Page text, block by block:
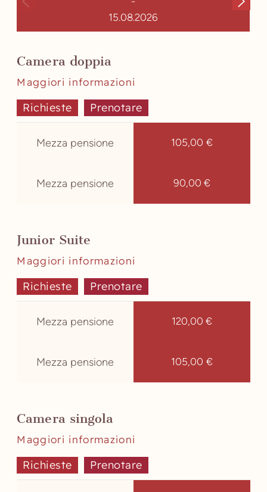
15.08.2026
Camera doppia
Maggiori informazioni
Richieste Prenotare
Mezza pensione 105,00 €
Mezza pensione 90,00 €
Junior Suite
Maggiori informazioni
Richieste Prenotare
Mezza pensione 120,00 €
Mezza pensione 105,00 €
Camera singola
Maggiori informazioni
Richieste Prenotare